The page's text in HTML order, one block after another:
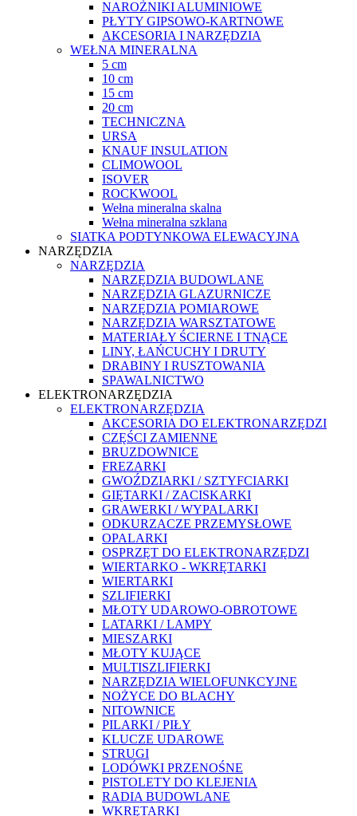
NAROŻNIKI ALUMINIOWE
PŁYTY GIPSOWO-KARTNOWE
AKCESORIA I NARZĘDZIA
WEŁNA MINERALNA
5 cm
10 cm
15 cm
20 cm
TECHNICZNA
URSA
KNAUF INSULATION
CLIMOWOOL
ISOVER
ROCKWOOL
Wełna mineralna skalna
Wełna mineralna szklana
SIATKA PODTYNKOWA ELEWACYJNA
NARZĘDZIA
NARZĘDZIA
NARZĘDZIA BUDOWLANE
NARZĘDZIA GLAZURNICZE
NARZĘDZIA POMIAROWE
NARZĘDZIA WARSZTATOWE
MATERIAŁY ŚCIERNE I TNĄCE
LINY, ŁAŃCUCHY I DRUTY
DRABINY I RUSZTOWANIA
SPAWALNICTWO
ELEKTRONARZĘDZIA
ELEKTRONARZĘDZIA
AKCESORIA DO ELEKTRONARZĘDZI
CZĘŚCI ZAMIENNE
BRUZDOWNICE
FREZARKI
GWOŹDZIARKI / SZTYFCIARKI
GIĘTARKI / ZACISKARKI
GRAWERKI / WYPALARKI
ODKURZACZE PRZEMYSŁOWE
OPALARKI
OSPRZĘT DO ELEKTRONARZĘDZI
WIERTARKO - WKRĘTARKI
WIERTARKI
SZLIFIERKI
MŁOTY UDAROWO-OBROTOWE
LATARKI / LAMPY
MIESZARKI
MŁOTY KUJĄCE
MULTISZLIFIERKI
NARZĘDZIA WIELOFUNKCYJNE
NOŻYCE DO BLACHY
NITOWNICE
PILARKI / PIŁY
KLUCZE UDAROWE
STRUGI
LODÓWKI PRZENOŚNE
PISTOLETY DO KLEJENIA
RADIA BUDOWLANE
WKRĘTARKI